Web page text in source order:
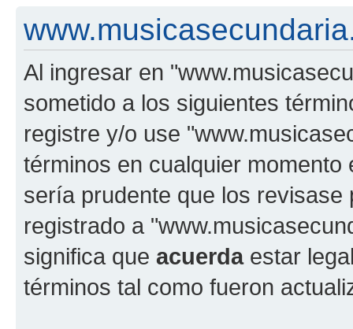
Al ingresar en
sometido a los siguientes
registre y/o use
términos en cualquier
sería prudente que los
registrado a
significa que acuerdaestar
términos tal como fueron